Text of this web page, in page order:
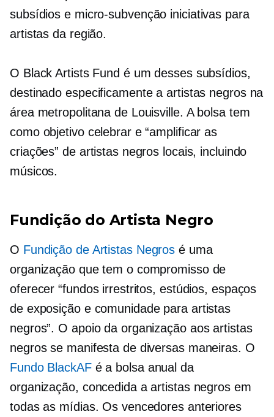
subsídios e micro-subvenção iniciativas para
artistas da região.
O Black Artists Fund é um desses subsídios,
destinado especificamente a artistas negros na
área metropolitana de Louisville. A bolsa tem
como objetivo celebrar e “amplificar as
criações” de artistas negros locais, incluindo
músicos.
Fundição do Artista Negro
O Fundição de Artistas Negros é uma
organização que tem o compromisso de
oferecer “fundos irrestritos, estúdios, espaços
de exposição e comunidade para artistas
negros”. O apoio da organização aos artistas
negros se manifesta de diversas maneiras. O
Fundo BlackAFé a bolsa anual da
organização, concedida a artistas negros em
todas as mídias. Os vencedores anteriores